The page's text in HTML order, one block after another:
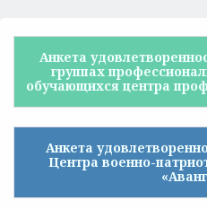
Анкета
группах
обучающихся центра
Анкета
Центра военно-